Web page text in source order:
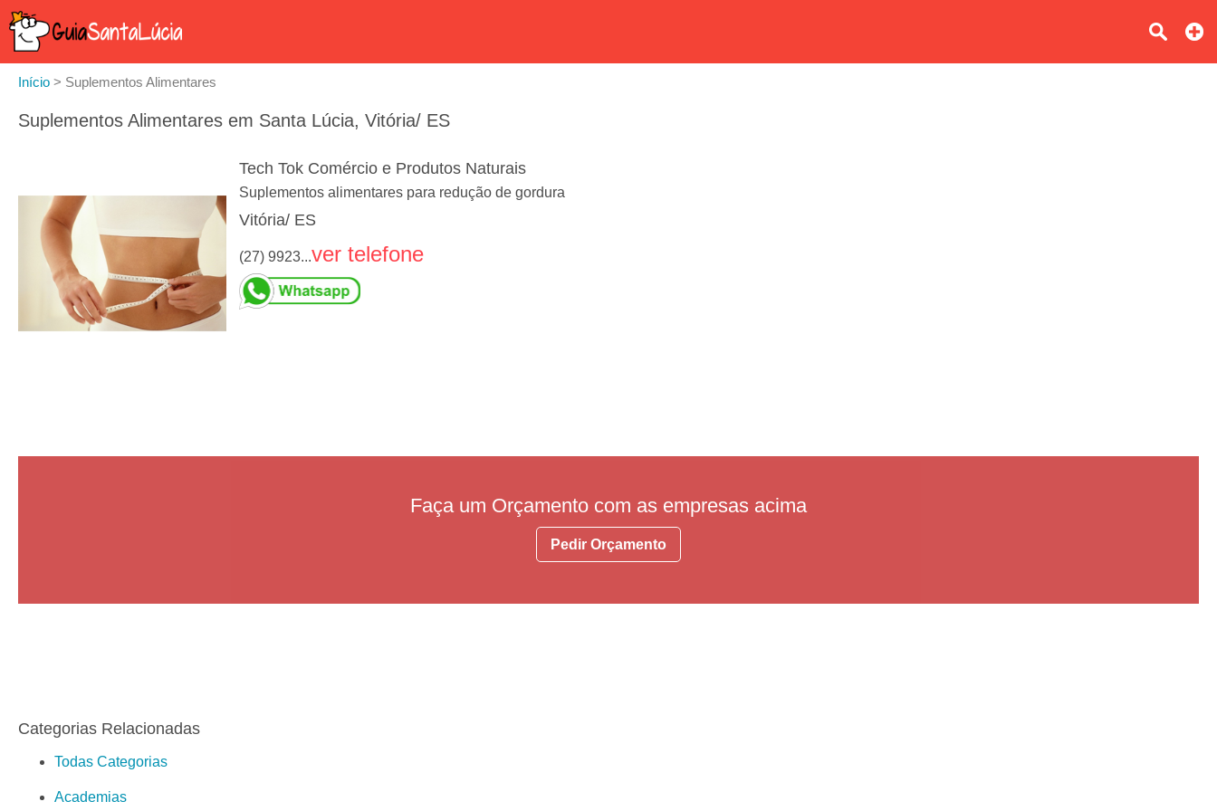
Início > Suplementos Alimentares
Suplementos Alimentares em Santa Lúcia, Vitória/ ES
Tech Tok Comércio e Produtos Naturais
Suplementos alimentares para redução de gordura
Vitória/ ES
(27) 9923...ver telefone
Faça um Orçamento com as empresas acima
Pedir Orçamento
Categorias Relacionadas
Todas Categorias
Academias